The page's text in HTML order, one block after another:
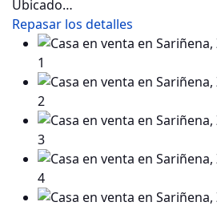
Ubicado…
Repasar los detalles